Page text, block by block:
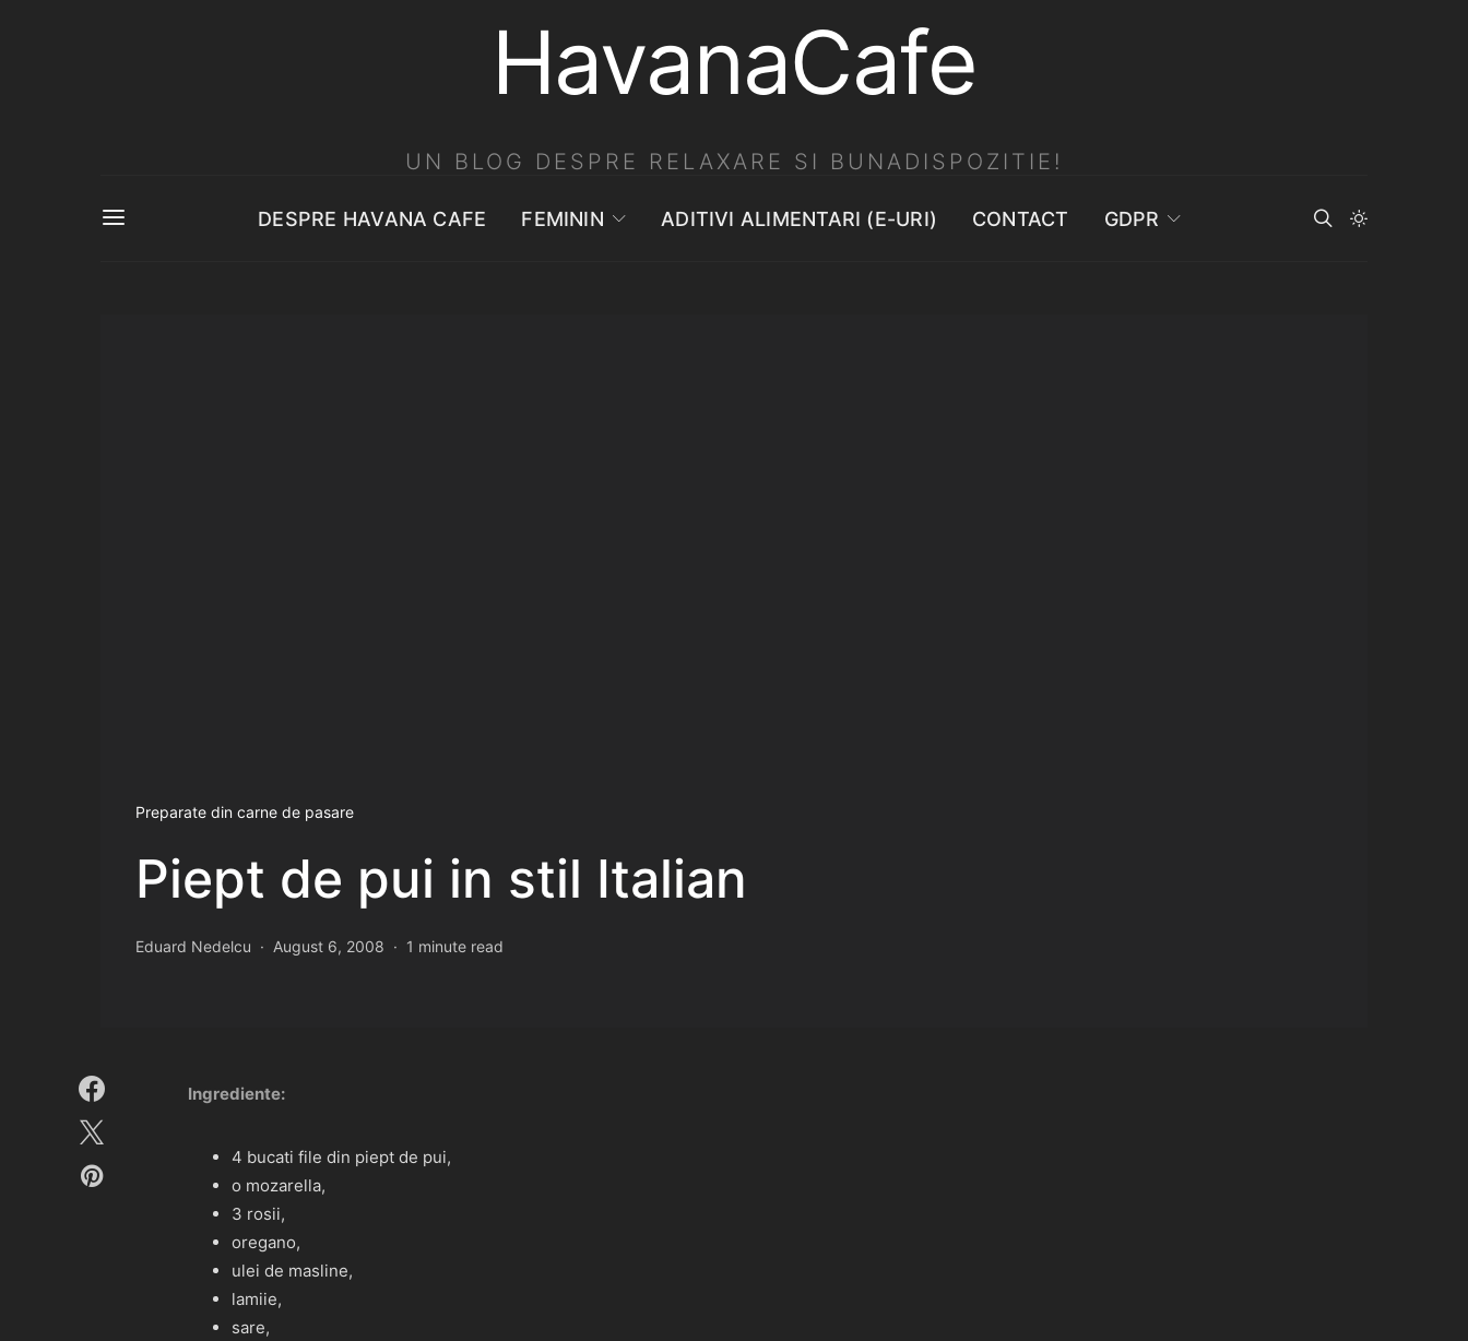
HavanaCafe
UN BLOG DESPRE RELAXARE SI BUNADISPOZITIE!
DESPRE HAVANA CAFE FEMININ ADITIVI ALIMENTARI (E-URI) CONTACT GDPR
Preparate din carne de pasare
Piept de pui in stil Italian
Eduard Nedelcu August 6, 2008 1 minute read
Ingrediente:
4 bucati file din piept de pui,
o mozarella,
3 rosii,
oregano,
ulei de masline,
lamiie,
sare,